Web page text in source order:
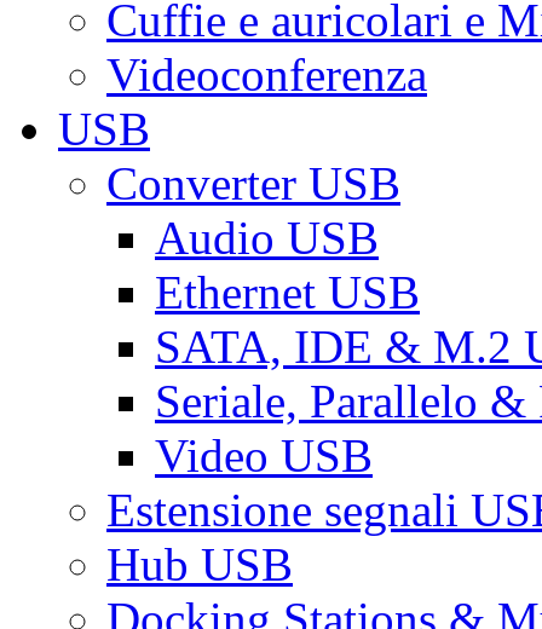
Cuffie e auricolari e
Videoconferenza
USB
Converter USB
Audio USB
Ethernet USB
SATA, IDE & M.2
Seriale, Parallelo &
Video USB
Estensione segnali
Hub USB